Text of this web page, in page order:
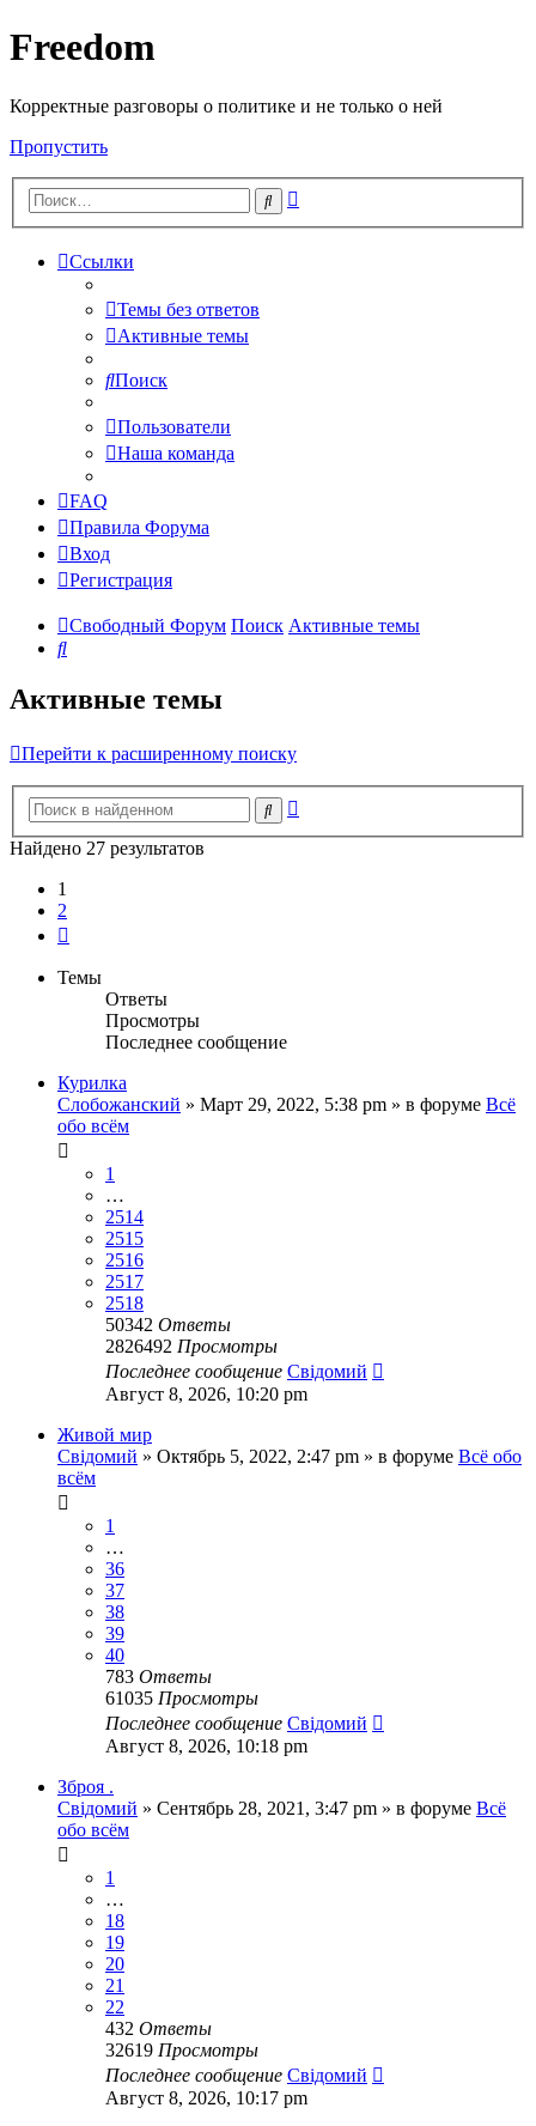
Freedom
Корректные разговоры о политике и не только о ней
Пропустить
Поиск
Ссылки
Темы без ответов
Активные темы
Поиск
Пользователи
Наша команда
FAQ
Правила Форума
Вход
Регистрация
Свободный Форум Поиск Активные темы
Поиск
Активные темы
Перейти к расширенному поиску
Поиск
Найдено 27 результатов
1
2
Темы
Ответы
Просмотры
Последнее сообщение
Курилка
Слобожанский » Март 29, 2022, 5:38 pm » в форуме Всё
обо всём
1
…
2514
2515
2516
2517
2518
50342 Ответы
2826492 Просмотры
Последнее сообщение Свідомий
Август 8, 2026, 10:20 pm
Живой мир
Свідомий » Октябрь 5, 2022, 2:47 pm » в форуме Всё обо
всём
1
…
36
37
38
39
40
783 Ответы
61035 Просмотры
Последнее сообщение Свідомий
Август 8, 2026, 10:18 pm
Зброя .
Свідомий » Сентябрь 28, 2021, 3:47 pm » в форуме Всё
обо всём
1
…
18
19
20
21
22
432 Ответы
32619 Просмотры
Последнее сообщение Свідомий
Август 8, 2026, 10:17 pm